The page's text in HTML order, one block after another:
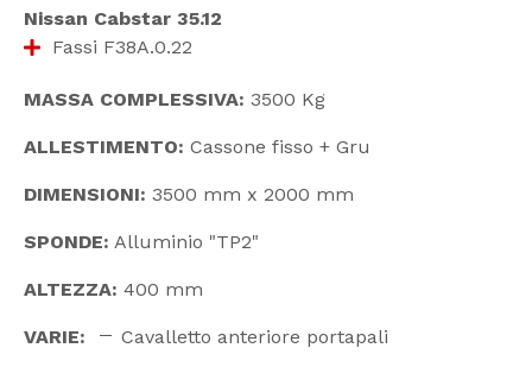
Nissan Cabstar 35.12
Fassi F38A.0.22
MASSA COMPLESSIVA: 3500 Kg
ALLESTIMENTO: Cassone fisso + Gru
DIMENSIONI: 3500 mm x 2000 mm
SPONDE: Alluminio "TP2"
ALTEZZA: 400 mm
VARIE: Cavalletto anteriore portapali